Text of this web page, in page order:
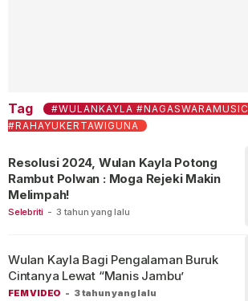
Tag
#WULANKAYLA #NAGASWARAMUSIC
#RAHAYUKERTAWIGUNA
Selebriti - 3 tahun yang lalu
Resolusi 2024, Wulan Kayla Potong
Rambut Polwan : Moga Rejeki Makin
Melimpah!
FEM VIDEO - 3 tahun yang lalu
Wulan Kayla Bagi Pengalaman Buruk
Cintanya Lewat “Manis Jambu’